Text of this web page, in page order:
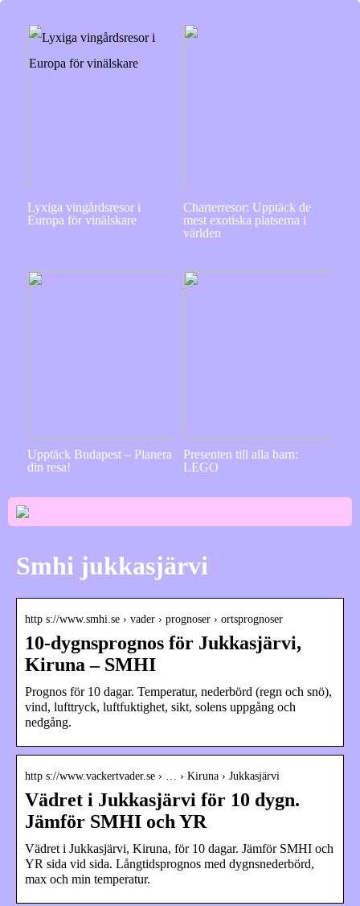
Lyxiga vingårdsresor i
Europa för vinälskare
Charterresor: Upptäck de
mest exotiska platserna i
världen
Upptäck Budapest – Planera
din resa!
Presenten till alla barn:
LEGO
Smhi jukkasjärvi
http s://www.smhi.se › vader › prognoser › ortsprognoser
10-dygnsprognos för Jukkasjärvi,
Kiruna – SMHI
Prognos för 10 dagar. Temperatur, nederbörd (regn och snö),
vind, lufttryck, luftfuktighet, sikt, solens uppgång och
nedgång.
http s://www.vackertvader.se › … › Kiruna › Jukkasjärvi
Vädret i Jukkasjärvi för 10 dygn.
Jämför SMHI och YR
Vädret i Jukkasjärvi, Kiruna, för 10 dagar. Jämför SMHI och
YR sida vid sida. Långtidsprognos med dygnsnederbörd,
max och min temperatur.